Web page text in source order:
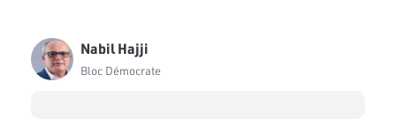
Nabil Hajji
Bloc Démocrate